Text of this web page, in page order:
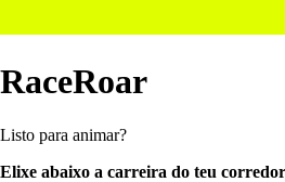
RaceRoar
Listo para animar?
Elixe abaixo a carreira do teu